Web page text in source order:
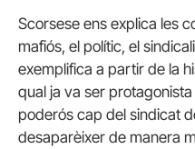
Scorsese ens explica les
mafiós, el polític, el
exemplifica a partir de la
qual ja va ser protagonista
poderós cap del sindicat
desaparèixer de manera